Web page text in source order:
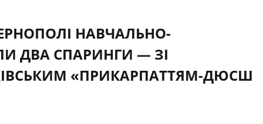
НАВЧАЛЬНО-
ДВА СПАРИНГИ — ЗІ
«ПРИКАРПАТТЯМ-ДЮСШ